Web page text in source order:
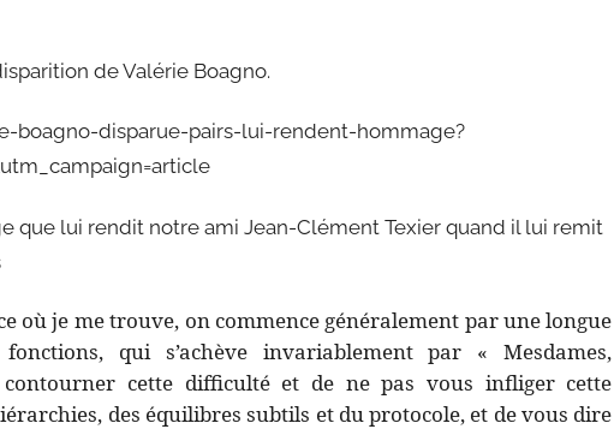
de Valérie Boagno.
disparue-pairs-lui-rendent-hommage?
que lui rendit notre ami Jean-Clément Texier quand il lui remit
où je me trouve, on commence généralement par une longue
qui s’achève invariablement par « Mesdames,
cette difficulté et de ne pas vous infliger cette
des équilibres subtils et du protocole, et de vous dire